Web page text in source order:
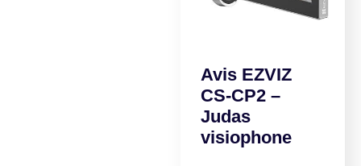
Avis EZVIZ
CS-CP2 –
Judas
visiophone